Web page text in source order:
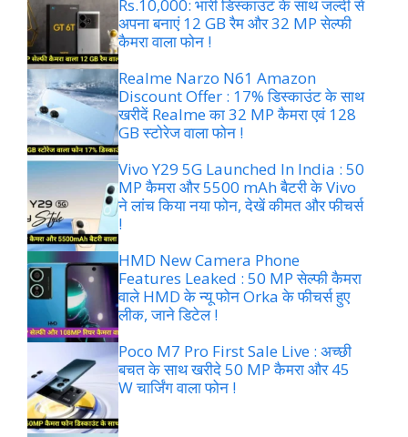
Rs.10,000: भारी डिस्काउंट के साथ जल्दी से
अपना बनाएं 12 GB रैम और 32 MP सेल्फी
कैमरा वाला फोन !
Realme Narzo N61 Amazon
Discount Offer : 17% डिस्काउंट के साथ
खरीदें Realme का 32 MP कैमरा एवं 128
GB स्टोरेज वाला फोन !
Vivo Y29 5G Launched In India : 50
MP कैमरा और 5500 mAh बैटरी के Vivo
ने लांच किया नया फोन, देखें कीमत और फीचर्स
!
HMD New Camera Phone
Features Leaked : 50 MP सेल्फी कैमरा
वाले HMD के न्यू फोन Orka के फीचर्स हुए
लीक, जाने डिटेल !
Poco M7 Pro First Sale Live : अच्छी
बचत के साथ खरीदे 50 MP कैमरा और 45
W चार्जिंग वाला फोन !